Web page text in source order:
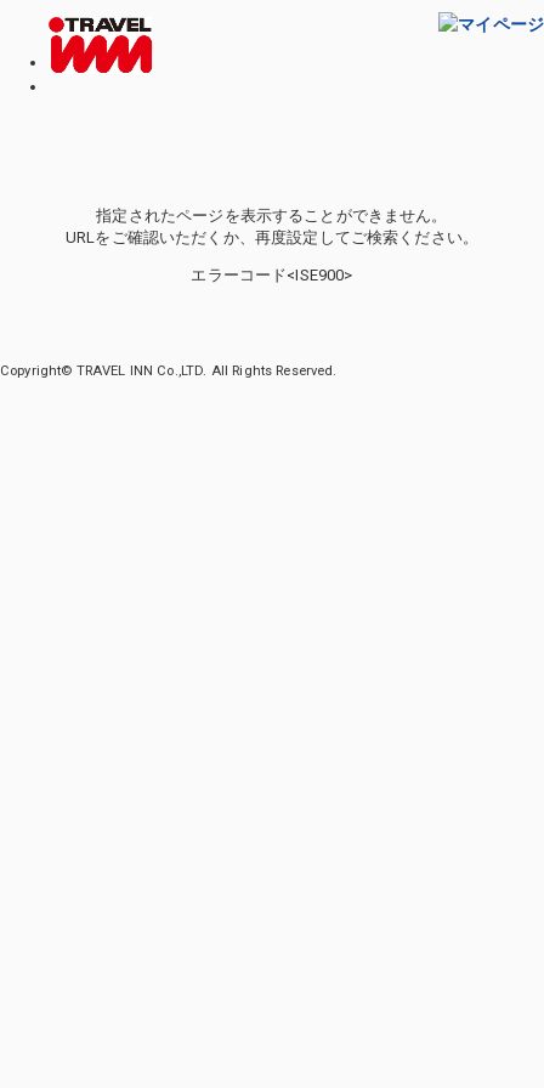
指定されたページを表示することができません。
URLをご確認いただくか、再度設定してご検索ください。
エラーコード<ISE900>
Copyright© TRAVEL INN Co.,LTD. All Rights Reserved.